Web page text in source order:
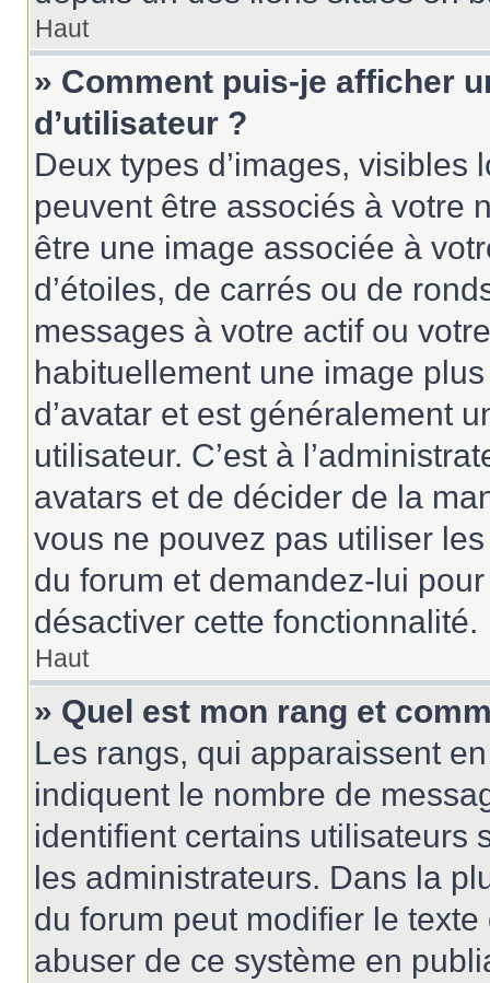
Haut
» Comment puis-je afficher
d’utilisateur ?
Deux types d’images,
peuvent être associés à votre
être une image associée à
d’étoiles, de carrés ou de
messages à votre actif ou
habituellement une image
d’avatar et est généralement
utilisateur. C’est à
avatars et de décider de la
vous ne pouvez pas utiliser
du forum et demandez-lui
désactiver cette fonctionnalité.
Haut
» Quel est mon rang et
Les rangs, qui apparaissent
indiquent le nombre de
identifient certains utilisateurs
les administrateurs. Dans la
du forum peut modifier le
abuser de ce système en